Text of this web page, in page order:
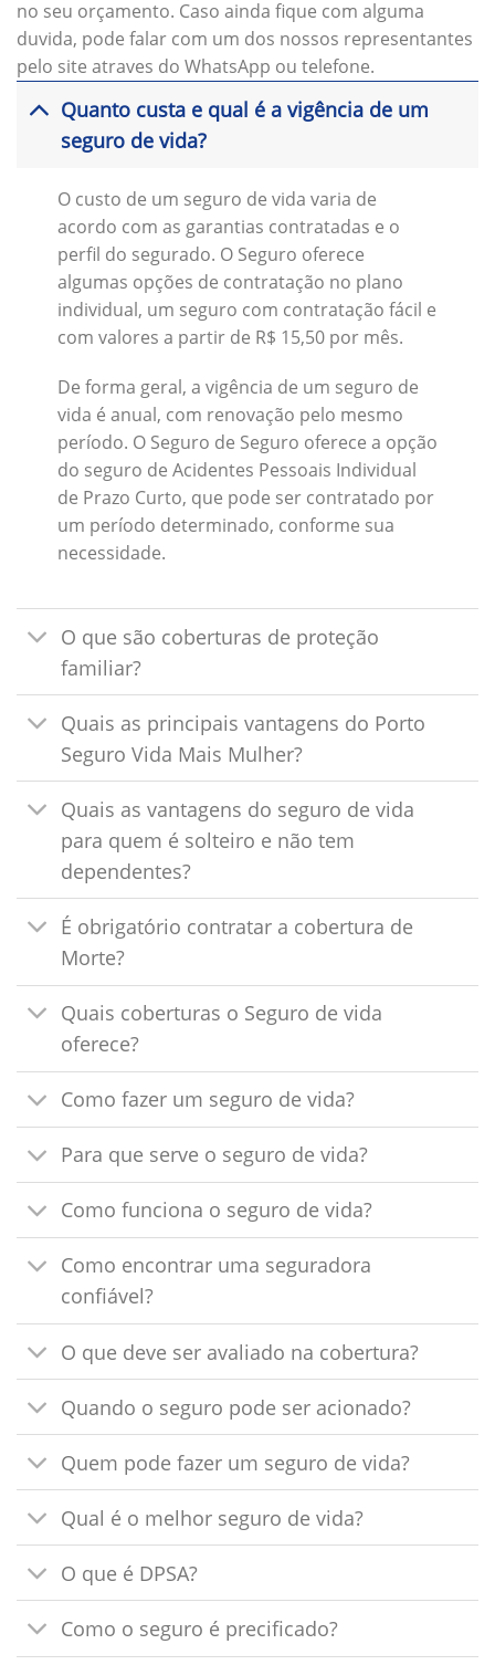
no seu orçamento. Caso ainda fique com alguma
duvida, pode falar com um dos nossos representantes
pelo site atraves do WhatsApp ou telefone.
Quanto custa e qual é a vigência de um
seguro de vida?
O custo de um seguro de vida varia de
acordo com as garantias contratadas e o
perfil do segurado. O Seguro oferece
algumas opções de contratação no plano
individual, um seguro com contratação fácil e
com valores a partir de R$ 15,50 por mês.
De forma geral, a vigência de um seguro de
vida é anual, com renovação pelo mesmo
período. O Seguro de Seguro oferece a opção
do seguro de Acidentes Pessoais Individual
de Prazo Curto, que pode ser contratado por
um período determinado, conforme sua
necessidade.
O que são coberturas de proteção
familiar?
Quais as principais vantagens do Porto
Seguro Vida Mais Mulher?
Quais as vantagens do seguro de vida
para quem é solteiro e não tem
dependentes?
É obrigatório contratar a cobertura de
Morte?
Quais coberturas o Seguro de vida
oferece?
Como fazer um seguro de vida?
Para que serve o seguro de vida?
Como funciona o seguro de vida?
Como encontrar uma seguradora
confiável?
O que deve ser avaliado na cobertura?
Quando o seguro pode ser acionado?
Quem pode fazer um seguro de vida?
Qual é o melhor seguro de vida?
O que é DPSA?
Como o seguro é precificado?